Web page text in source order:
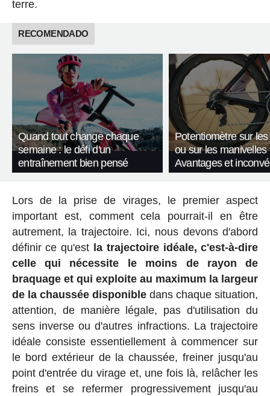
terre.
RECOMENDADO
Quand tout change chaque
semaine : le défi d'un
entraînement bien pensé
Potentiomètre sur
ou sur les manivelles
Avantages et
Lors de la prise de virages, le premier aspect
important est, comment cela pourrait-il en être
autrement, la trajectoire. Ici, nous devons d'abord
définir ce qu'est la trajectoire idéale, c'est-à-dire
celle qui nécessite le moins de rayon de
braquage et qui exploite au maximum la largeur
de la chaussée disponibledans chaque situation,
attention, de manière légale, pas d'utilisation du
sens inverse ou d'autres infractions. La trajectoire
idéale consiste essentiellement à commencer sur
le bord extérieur de la chaussée, freiner jusqu'au
point d'entrée du virage et, une fois là, relâcher les
freins et se refermer progressivement jusqu'au